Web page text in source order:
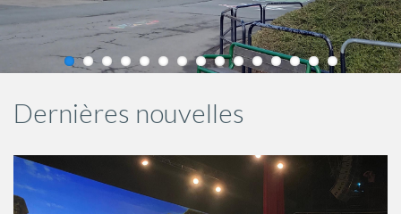
Dernières nouvelles